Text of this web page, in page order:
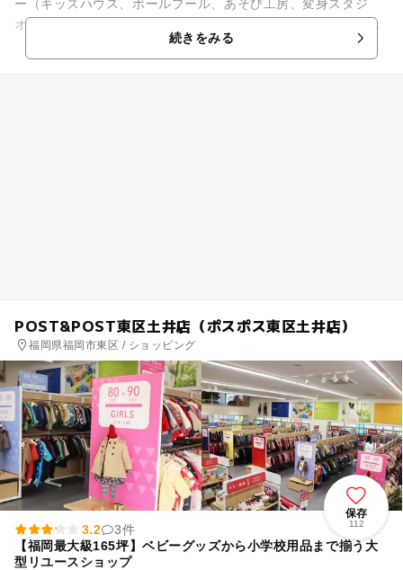
ー（キッズハウス、ボールプール、あそび工房、変身スタジ
オ、ふしぎ探検、チャレンジスポーツ）があり、幅広い年齢の
子どもたちが楽しめるとともに...
続きをみる
POST&POST東区土井店（ポスポス東区土井店）
福岡県福岡市東区 / ショッピング
保存
112
3.2
3件
【福岡最大級165坪】ベビーグッズから小学校用品まで揃う大
型リユースショップ